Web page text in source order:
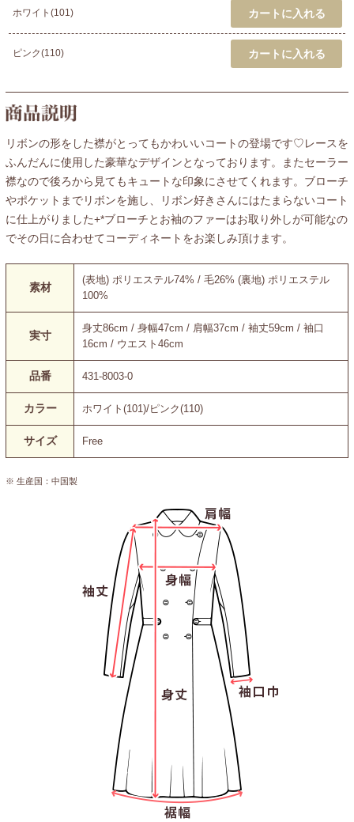
ホワイト(101)
ピンク(110)
リボンの形をした襟がとってもかわいいコートの登場です♡レースを
ふんだんに使用した豪華なデザインとなっております。またセーラー
襟なので後ろから見てもキュートな印象にさせてくれます。ブローチ
やポケットまでリボンを施し、リボン好きさんにはたまらないコート
に仕上がりました+*ブローチとお袖のファーはお取り外しが可能なの
でその日に合わせてコーディネートをお楽しみ頂けます。
素材
(表地) ポリエステル74% / 毛26% (裏地) ポリエステル
100%
実寸
身丈86cm / 身幅47cm / 肩幅37cm / 袖丈59cm / 袖口
16cm / ウエスト46cm
品番 431-8003-0
カラー ホワイト(101)/ピンク(110)
サイズ Free
※ 生産国：中国製